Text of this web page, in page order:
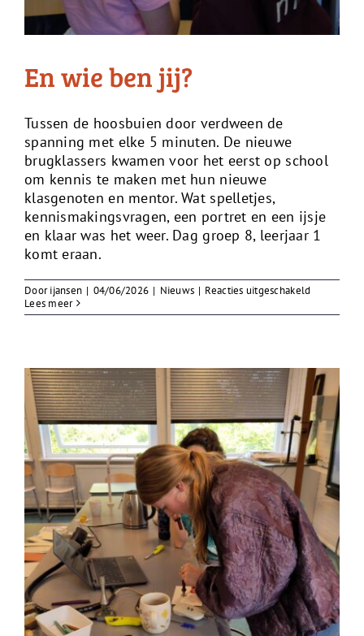
En wie ben jij?
Tussen de hoosbuien door verdween de
spanning met elke 5 minuten. De nieuwe
brugklassers kwamen voor het eerst op school
om kennis te maken met hun nieuwe
klasgenoten en mentor. Wat spelletjes,
kennismakingsvragen, een portret en een ijsje
en klaar was het weer. Dag groep 8, leerjaar 1
komt eraan.
Doorijansen | 04/06/2026 | Nieuws | Reacties uitgeschakeld
wie
Lees meer